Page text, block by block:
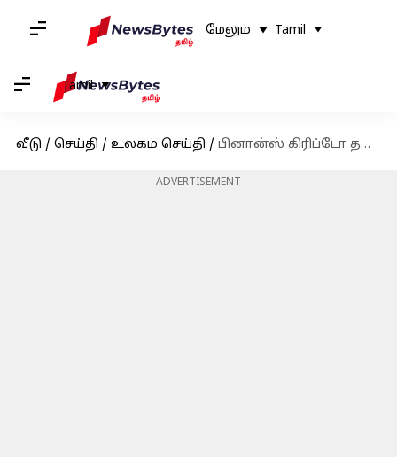
மேலும் Tamil
Tamil
வீடு / செய்தி / உலகம் செய்தி / பினான்ஸ் கிரிப்டோ தளத்தின் மீது புகார்களை அடுக்கிய SEC.. என்ன நடந்தது?
ADVERTISEMENT